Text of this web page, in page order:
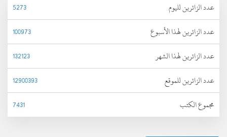
عدد الزائرين لليوم
5273
عدد الزائرين لهذا الأسبوع
100973
عدد الزائرين لهذا الشهر
132123
عدد الزائرين للموقع
12900393
مجموع الكتب
7431